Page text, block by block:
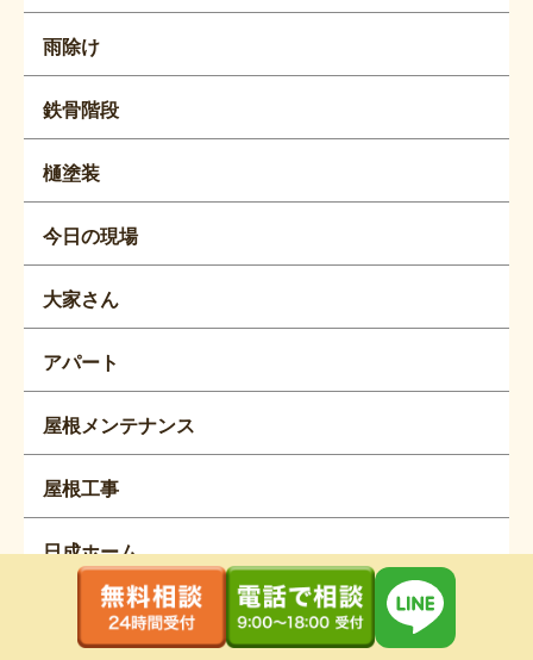
雨除け
鉄骨階段
樋塗装
今日の現場
大家さん
アパート
屋根メンテナンス
屋根工事
日成ホーム
バイオ液